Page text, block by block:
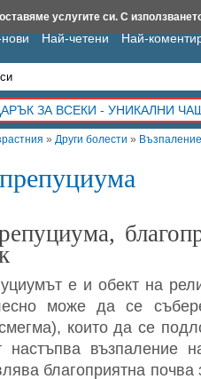
» Други болести »
е и обект на
може да се
които да се
настъпва възпаление
благоприятна почва
Най-четени Най-
ЗА ВСЕКИ - УНИКАЛНИ
Iztochnik.com BauBau.bg NewAge.bg
услугите си. С